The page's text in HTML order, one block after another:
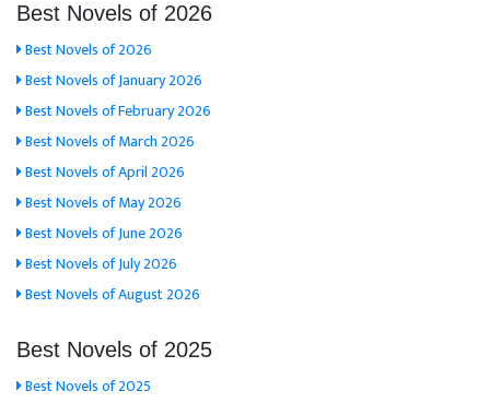
Best Novels of 2026
Best Novels of 2026
Best Novels of January 2026
Best Novels of February 2026
Best Novels of March 2026
Best Novels of April 2026
Best Novels of May 2026
Best Novels of June 2026
Best Novels of July 2026
Best Novels of August 2026
Best Novels of 2025
Best Novels of 2025